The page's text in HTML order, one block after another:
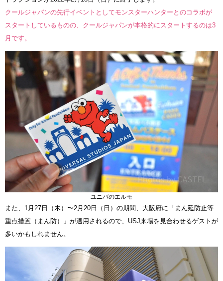
クールジャパンの先行イベントとしてモンスターハンターとのコラボが
スタートしているものの、クールジャパンが本格的にスタートするのは3
月です。
ユニバのエルモ
また、1月27日（木）〜2月20日（日）の期間、大阪府に「まん延防止等
重点措置（まん防）」が適用されるので、USJ来場を見合わせるゲストが
多いかもしれません。